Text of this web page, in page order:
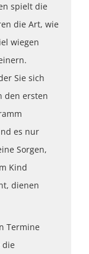
spielt die
die Art, wie
wiegen
Sie sich
den ersten
es nur
Sorgen,
Kind
dienen
Termine
die